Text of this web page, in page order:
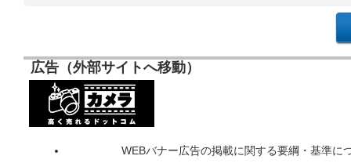
広告（外部サイトへ移動）
WEBバナー広告の掲載に関する要綱・基準に